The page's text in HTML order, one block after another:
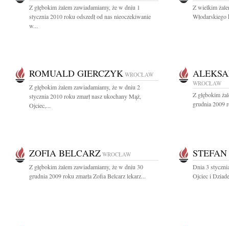
Z głębokim żalem zawiadamiamy, że w dniu 1
stycznia 2010 roku odszedł od nas nieoczekiwanie
w...
Z wielkim
Włodarskiego
ROMUALD GIERCZYK WROCŁAW
Z głębokim żalem zawiadamiamy, że w dniu 2
stycznia 2010 roku zmarł nasz ukochany Mąż,
Ojciec,...
WROCŁAW
Z głębokim
grudnia 2009
ZOFIA BELCARZ WROCŁAW
Z głębokim żalem zawiadamiamy, że w dniu 30
grudnia 2009 roku zmarła Zofia Belcarz lekarz...
Dnia 3
Ojciec i